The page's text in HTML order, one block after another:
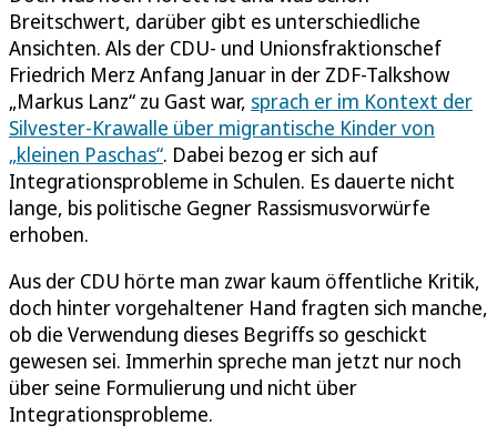
Breitschwert, darüber gibt es unterschiedliche
Ansichten. Als der CDU- und Unionsfraktionschef
Friedrich Merz Anfang Januar in der ZDF-Talkshow
„Markus Lanz“ zu Gast war, sprach er im Kontext der
Silvester-Krawalle über migrantische Kinder von
„kleinen Paschas“. Dabei bezog er sich auf
Integrationsprobleme in Schulen. Es dauerte nicht
lange, bis politische Gegner Rassismusvorwürfe
erhoben.
Aus der CDU hörte man zwar kaum öffentliche Kritik,
doch hinter vorgehaltener Hand fragten sich manche,
ob die Verwendung dieses Begriffs so geschickt
gewesen sei. Immerhin spreche man jetzt nur noch
über seine Formulierung und nicht über
Integrationsprobleme.